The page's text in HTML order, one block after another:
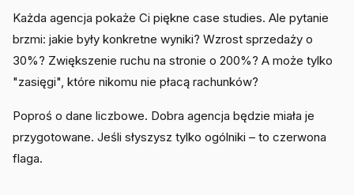
Każda agencja pokaże Ci piękne case studies. Ale pytanie
brzmi: jakie były konkretne wyniki? Wzrost sprzedaży o
30%? Zwiększenie ruchu na stronie o 200%? A może tylko
"zasięgi", które nikomu nie płacą rachunków?
Poproś o dane liczbowe. Dobra agencja będzie miała je
przygotowane. Jeśli słyszysz tylko ogólniki – to czerwona
flaga.